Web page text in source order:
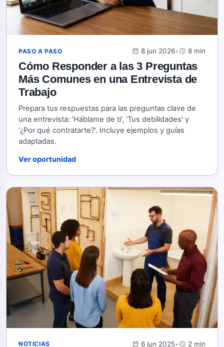
PASO A PASO calendar_month 8 jun 2026•schedule 8 min
Cómo Responder a las 3 Preguntas
Más Comunes en una Entrevista de
Trabajo
Prepara tus respuestas para las preguntas clave de
una entrevista: 'Háblame de ti', 'Tus debilidades' y
'¿Por qué contratarte?'. Incluye ejemplos y guías
adaptadas.
Ver oportunidad
NOTICIAS calendar_month 6 jun 2025•schedule 2 min